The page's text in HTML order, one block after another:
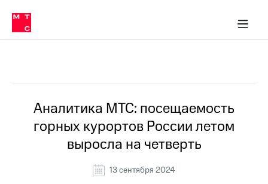
Медиа-центр
и акционерам
Устойчивое развитие
Комплаенс и деловая этика
компании
Карьера
История
компании
Руководство
в МТС
Пресс-
релизы
МТС
о технологиях
Аналитика МТС: посещаемость
горных курортов России летом
выросла на четверть
13 сентября 2024